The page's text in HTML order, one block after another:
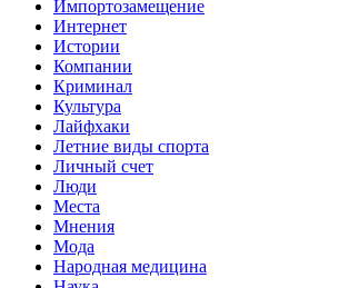
Импортозамещение
Интернет
Истории
Компании
Криминал
Культура
Лайфхаки
Летние виды спорта
Личный счет
Люди
Места
Мнения
Мода
Народная медицина